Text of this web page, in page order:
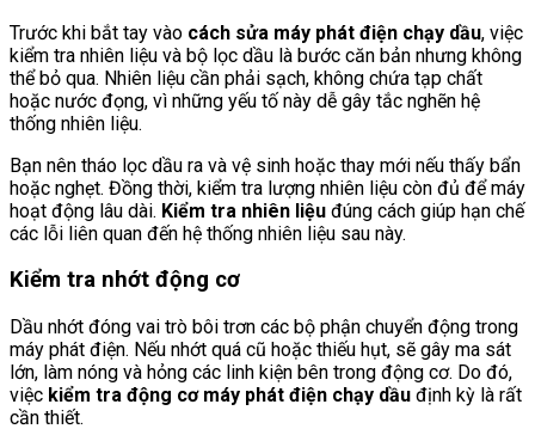
Trước khi bắt tay vào cách sửa máy phát điện chạy dầu, việc
kiểm tra nhiên liệu và bộ lọc dầu là bước căn bản nhưng không
thể bỏ qua. Nhiên liệu cần phải sạch, không chứa tạp chất
hoặc nước đọng, vì những yếu tố này dễ gây tắc nghẽn hệ
thống nhiên liệu.
Bạn nên tháo lọc dầu ra và vệ sinh hoặc thay mới nếu thấy bẩn
hoặc nghẹt. Đồng thời, kiểm tra lượng nhiên liệu còn đủ để máy
hoạt động lâu dài. Kiểm tra nhiên liệu đúng cách giúp hạn chế
các lỗi liên quan đến hệ thống nhiên liệu sau này.
Kiểm tra nhớt động cơ
Dầu nhớt đóng vai trò bôi trơn các bộ phận chuyển động trong
máy phát điện. Nếu nhớt quá cũ hoặc thiếu hụt, sẽ gây ma sát
lớn, làm nóng và hỏng các linh kiện bên trong động cơ. Do đó,
việc kiểm tra động cơ máy phát điện chạy dầu định kỳ là rất
cần thiết.